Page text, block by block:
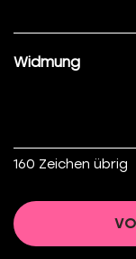
Widmung
160 Zeichen übrig